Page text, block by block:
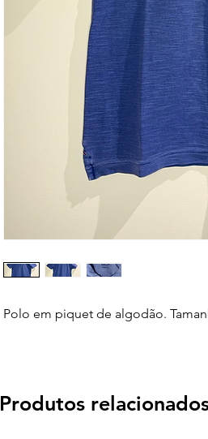
Polo em piquet de algodão.
Produtos